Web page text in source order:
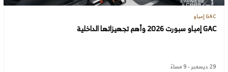
GAC إمباو
GAC إمباو سبورت 2026 وأهم تجهيزاتها الداخلية
29 ديسمبر - 9 مساءً